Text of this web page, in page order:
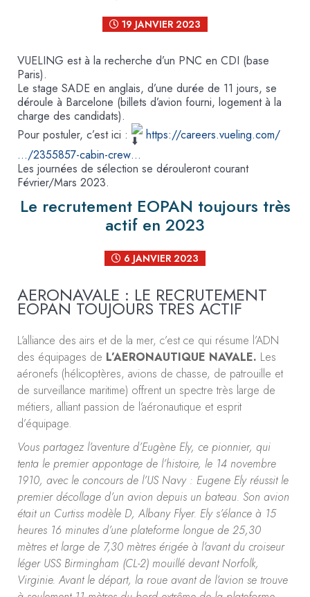
19 JANVIER 2023
VUELING est à la recherche d’un PNC en CDI (base
Paris).
Le stage SADE en anglais, d’une durée de 11 jours, se
déroule à Barcelone (billets d’avion fourni, logement à la
charge des candidats).
Pour postuler, c’est ici :
https://careers.vueling.com/
…/2355857-cabin-crew…
Les journées de sélection se dérouleront courant
Février/Mars 2023.
Le recrutement EOPAN toujours très
actif en 2023
6 JANVIER 2023
AERONAVALE : LE RECRUTEMENT
EOPAN TOUJOURS TRES ACTIF
L’alliance des airs et de la mer, c’est ce qui résume l’ADN
des équipages de L’AERONAUTIQUE NAVALE. Les
aéronefs (hélicoptères, avions de chasse, de patrouille et
de surveillance maritime) offrent un spectre très large de
métiers, alliant passion de l’aéronautique et esprit
d’équipage.
Vous partagez l’aventure d’Eugène Ely, ce pionnier, qui
tenta le premier appontage de l’histoire, le 14 novembre
1910, avec le concours de l’US Navy : Eugene Ely réussit le
premier décollage d’un avion depuis un bateau. Son avion
était un Curtiss modèle D, Albany Flyer. Ely s’élance à 15
heures 16 minutes d’une plateforme longue de 25,30
mètres et large de 7,30 mètres érigée à l’avant du croiseur
léger USS Birmingham (CL-2) mouillé devant Norfolk,
Virginie. Avant le départ, la roue avant de l’avion se trouve